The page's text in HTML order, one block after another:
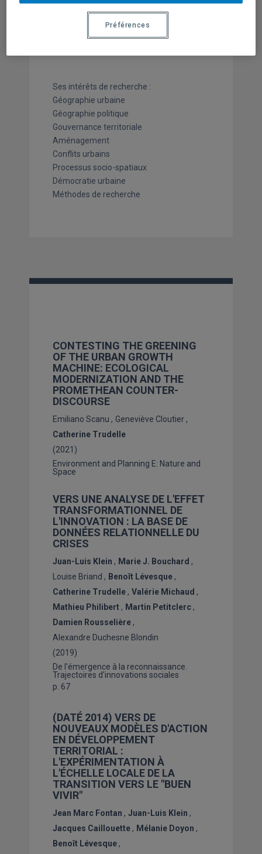
Ses intérêts de recherche :
Géographie urbaine
Géographie politique
Gouvernance territoriale
Aménagement
Conflits urbains
Processus socio-spatiaux
Démocratie urbaine
Méthodes de recherche
CONTESTING THE GREENING
OF THE URBAN GROWTH
MACHINE: ECOLOGICAL
MODERNIZATION AND THE
PROMETHEAN COUNTER-
DISCOURSE
Emiliano Scanu
Geneviève Cloutier
Catherine Trudelle
(2021)
Environment and Planning E: Nature and
Space
VERS UNE ANALYSE DE L'EFFET
TRANSFORMATIONNEL DE
L'INNOVATION : LA BASE DE
DONNÉES RELATIONNELLE DU
CRISES
Juan-Luis Klein
Marie J. Bouchard
Louise Briand
Benoît Lévesque
Catherine Trudelle
Valérie Michaud
Mathieu Philibert
Martin Petitclerc
Damien Rousselière
Alexandre Duchesne Blondin
(2019)
De l'émergence à la reconnaissance.
Trajectoires d'innovations sociales
p. 67
(DATÉ 2014) VERS DE
NOUVEAUX MODÈLES D'ACTION
EN DÉVELOPPEMENT
TERRITORIAL :
L'EXPÉRIMENTATION À
L'ÉCHELLE LOCALE DE LA
TRANSITION VERS LE "BUEN
VIVIR"
Jean Marc Fontan
Juan-Luis Klein
Jacques Caillouette
Mélanie Doyon
Benoît Lévesque
Préférences